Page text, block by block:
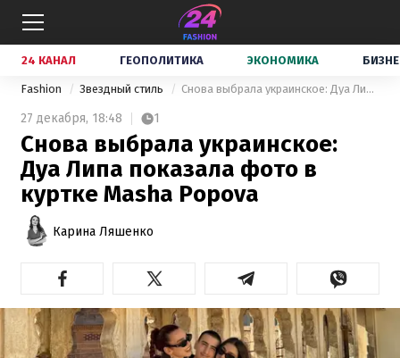
24 КАНАЛ ГЕОПОЛИТИКА ЭКОНОМИКА
Fashion Звездный стиль Снова выбрала украинское: Дуа Липа показала фото в куртке Masha Popova
27 декабря, 18:48 1
Снова выбрала украинское:
Дуа Липа показала фото в
куртке Masha Popova
Карина Ляшенко